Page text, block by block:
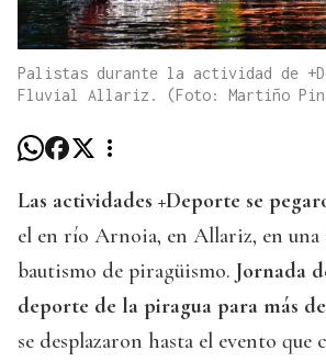
Palistas durante la actividad de
Fluvial Allariz. (Foto: Martiño
Las actividades +Deporte se
el en río Arnoia, en Allariz, en una
bautismo de piragüismo. Jornada
deporte de la piragua para más
se desplazaron hasta el evento